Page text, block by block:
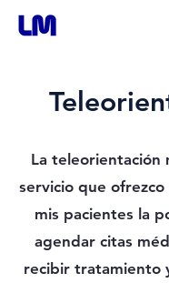
La teleorientación
servicio que
mis pacientes la
agendar citas
recibir tratamiento